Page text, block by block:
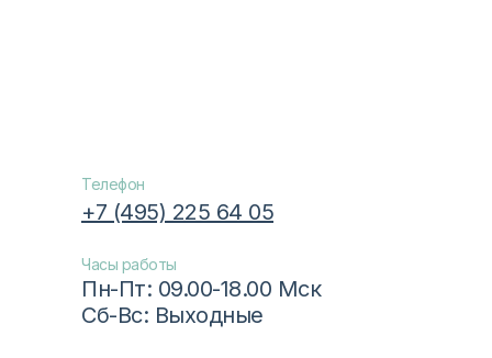
Телефон
+7 (495) 225 64 05
Часы работы
Пн-Пт: 09.00-18.00 Мск
Сб-Вс: Выходные